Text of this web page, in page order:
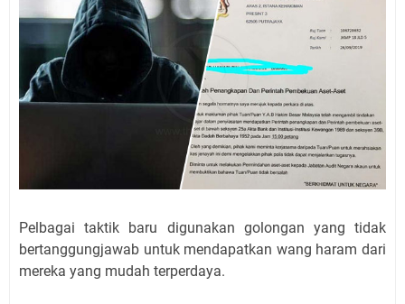
Pelbagai taktik baru digunakan golongan yang tidak
bertanggungjawab untuk mendapatkan wang haram dari
mereka yang mudah terperdaya.